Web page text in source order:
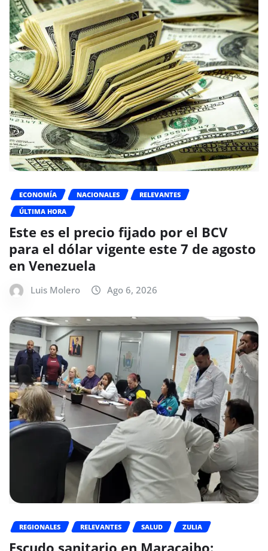
ECONOMÍA NACIONALES
RELEVANTES
ÚLTIMA HORA
Este es el precio fijado por el BCV
para el dólar vigente este 7 de agosto
en Venezuela
Luis Molero Ago 6, 2026
REGIONALES RELEVANTES SALUD ZULIA
Escudo sanitario en Maracaibo: